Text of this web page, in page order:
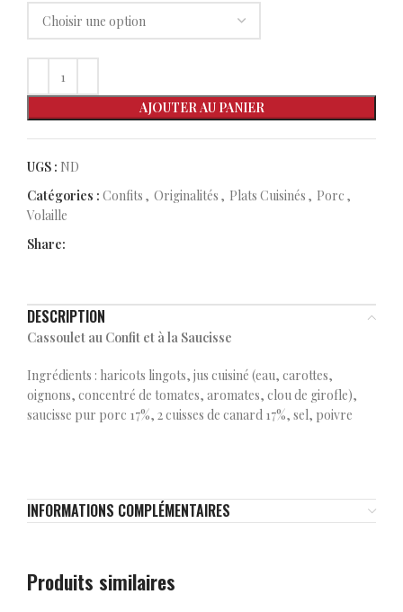
AJOUTER AU PANIER
UGS : ND
Catégories : Confits , Originalités , Plats Cuisinés , Porc ,
Volaille
Share:
DESCRIPTION
Cassoulet au Confit et à la Saucisse
Ingrédients : haricots lingots, jus cuisiné (eau, carottes,
oignons, concentré de tomates, aromates, clou de girofle),
saucisse pur porc 17%, 2 cuisses de canard 17%, sel, poivre
INFORMATIONS COMPLÉMENTAIRES
Produits similaires